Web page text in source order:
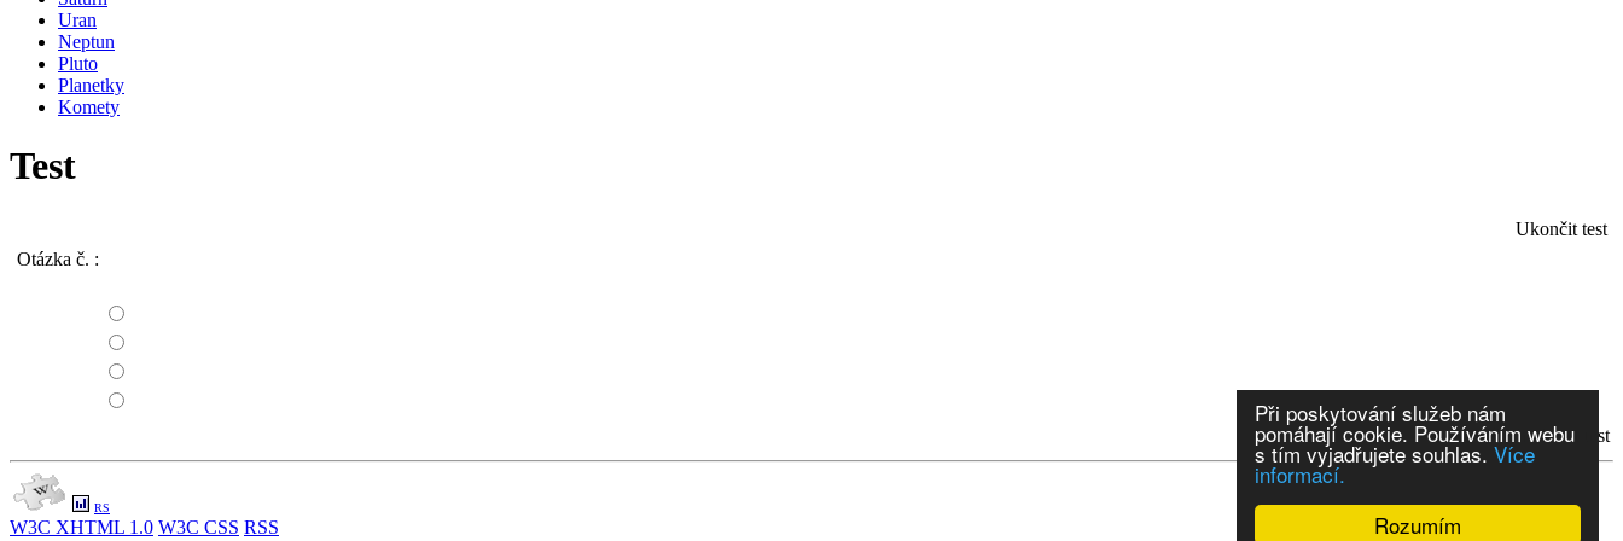
Rozumím
Při poskytování služeb nám
pomáhají cookie. Používáním webu
s tím vyjadřujete souhlas. Více
informací.
Uran
Neptun
Pluto
Planetky
Komety
Test
Ukončit test
Otázka č. :
..dalšíVyhodnotit test
RS
W3C XHTML 1.0 W3C CSS RSS